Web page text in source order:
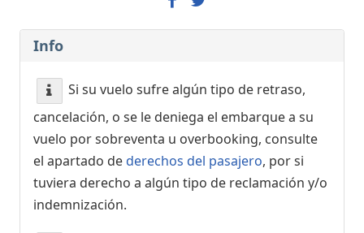
Info
Si su vuelo sufre algún tipo de retraso,
cancelación, o se le deniega el embarque a su
vuelo por sobreventa u overbooking, consulte
el apartado dederechos del pasajero, por si
tuviera derecho a algún tipo de reclamación y/o
indemnización.